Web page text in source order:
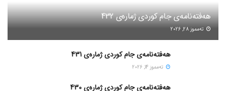
هەفتەنامەی جام کوردی ژمارەی 432
ته‌مموز 28, 2026
هەفتەنامەی جام کوردی ژمارەی 431
ته‌مموز 14, 2026
هەفتەنامەی جام کوردی ژمارەی 430